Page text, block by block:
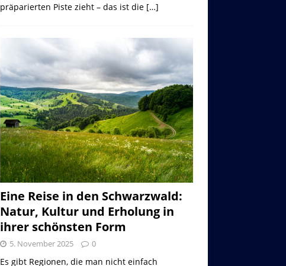
präparierten Piste zieht – das ist die […]
Eine Reise in den Schwarzwald:
Natur, Kultur und Erholung in
ihrer schönsten Form
5. November 2025 0
Es gibt Regionen, die man nicht einfach